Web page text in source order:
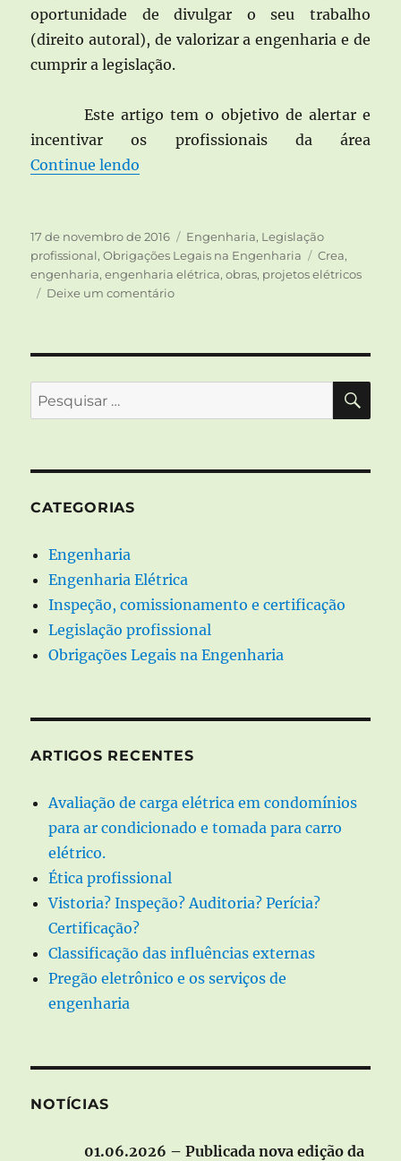
oportunidade de divulgar o seu trabalho
(direito autoral), de valorizar a engenharia e de
cumprir a legislação.
Este artigo tem o objetivo de alertar e
incentivar os profissionais da área
Continue lendo
Publicado
em
17 de novembro de 2016 Categorias
Engenharia, Legislação
profissional,Obrigações Legais na Engenharia Tags
Crea,
engenharia,engenharia elétrica,obras, projetos elétricos
Deixe um comentárioem
e
Pesquisar
por:
CATEGORIAS
Engenharia
Engenharia Elétrica
Inspeção, comissionamento e certificação
Legislação profissional
Obrigações Legais na Engenharia
ARTIGOS RECENTES
Avaliação de carga elétrica em condomínios
para ar condicionado e tomada para carro
elétrico.
Ética profissional
Vistoria? Inspeção? Auditoria? Perícia?
Certificação?
Classificação das influências externas
Pregão eletrônico e os serviços de
engenharia
NOTÍCIAS
01.06.2026 – Publicada nova edição da